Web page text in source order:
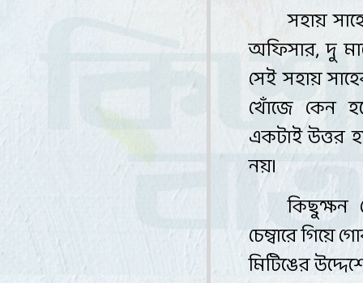
সহায়
অফিসার,দু
সেই সহায়
খোঁজে কেন
একটাই উত্তর
নয়।
কিছুক্ষন
চেম্বারে গিয়ে
মিটিঙের